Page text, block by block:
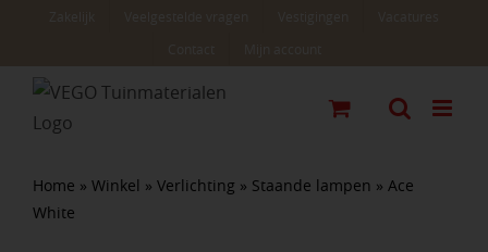
Home » Winkel » Verlichting » Staande lampen » Ace
White